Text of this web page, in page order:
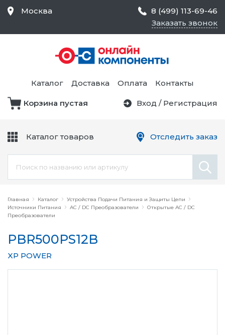
Главная Каталог
Устройства Подачи Питания и Защиты Цепи
Источники Питания
AC / DC Преобразователи
Открытые AC / DC
Преобразователи
PBR500PS12B
XP POWER
Москва
8 (499) 113-69-46
Заказать звонок
Каталог Доставка Оплата Контакты
Корзина пустая Вход / Регистрация
Каталог товаров
Средства Контроля
Статического
Электричества и
Безопасности,
Товары для Чистых
Цепи
Оборудование
Отследить заказ